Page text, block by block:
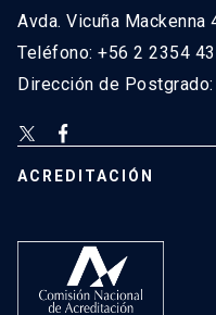
Avda. Vicuña Mackenna
Teléfono: +56 2 2354
Dirección de
ACREDITACIÓN